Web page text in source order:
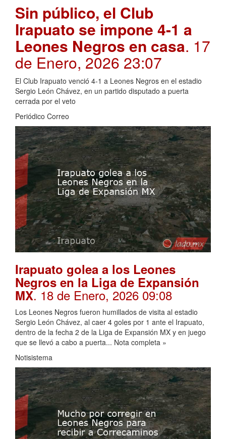
Sin público, el Club
Irapuato se impone 4-1 a
Leones Negros en casa. 17
de Enero, 2026 23:07
El Club Irapuato venció 4-1 a Leones Negros en el estadio
Sergio León Chávez, en un partido disputado a puerta
cerrada por el veto
Periódico Correo
Irapuato golea a los Leones
Negros en la Liga de Expansión
MX. 18 de Enero, 2026 09:08
Los Leones Negros fueron humillados de visita al estadio
Sergio León Chávez, al caer 4 goles por 1 ante el Irapuato,
dentro de la fecha 2 de la Liga de Expansión MX y en juego
que se llevó a cabo a puerta... Nota completa »
Notisistema